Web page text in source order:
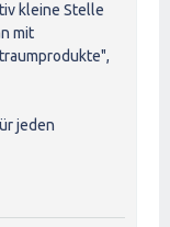
kleine Stelle
mit
jeden